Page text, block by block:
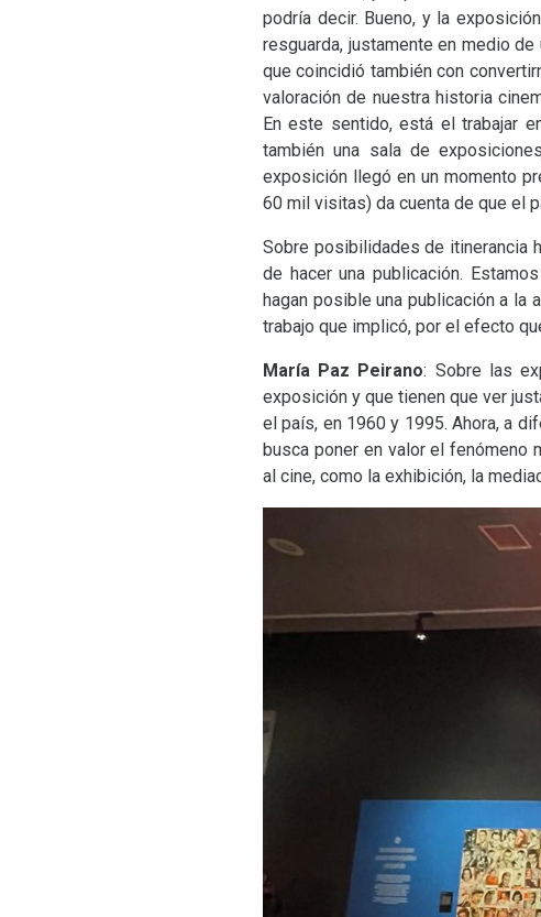
podría decir. Bueno, y la
resguarda, justamente en medio
que coincidió también con
valoración de nuestra historia
En este sentido, está el trabajar
también una sala de
exposición llegó en un momento
60 mil visitas) da cuenta de que el
Sobre posibilidades de itinerancia
de hacer una publicación.
hagan posible una publicación a la
trabajo que implicó, por el efecto
María Paz Peirano: Sobre las
exposición y que tienen que ver
el país, en 1960 y 1995. Ahora, a
busca poner en valor el fenómeno
al cine, como la exhibición, la